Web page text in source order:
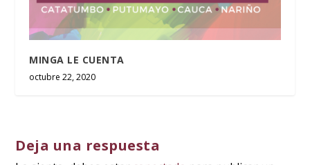
MINGA LE CUENTA
octubre 22, 2020
Deja una respuesta